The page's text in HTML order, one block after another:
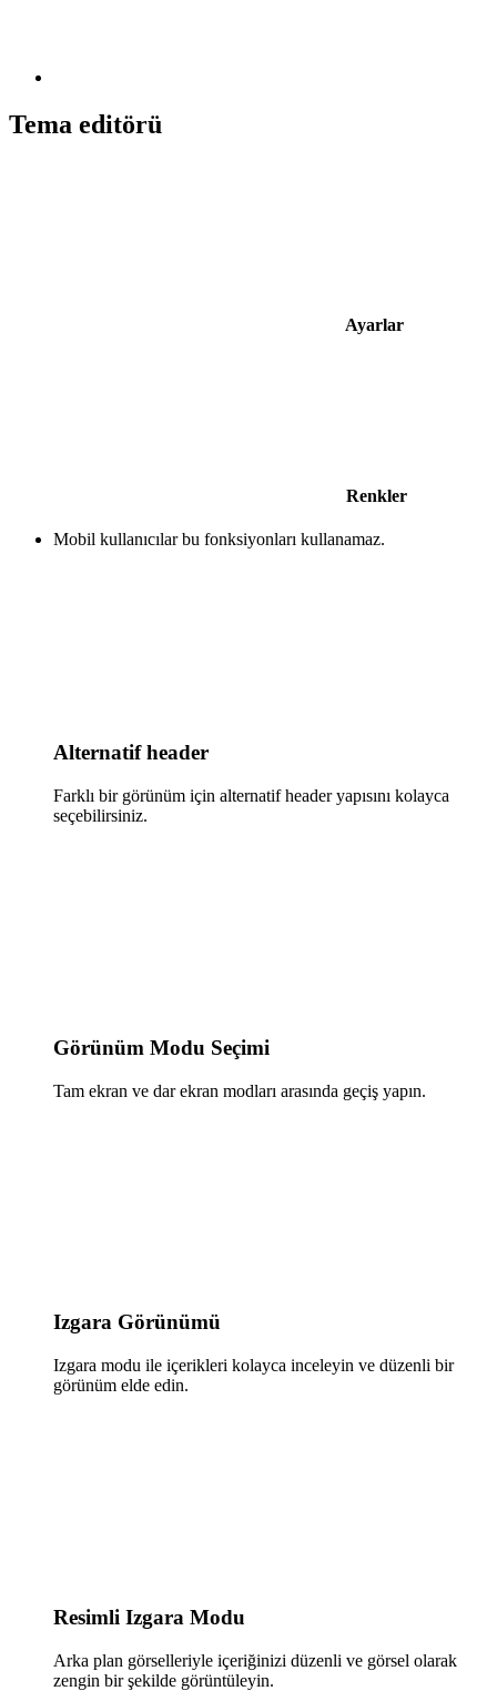
Tema editörü
Ayarlar
Renkler
Mobil kullanıcılar bu fonksiyonları kullanamaz.
Alternatif header
Farklı bir görünüm için alternatif header yapısını kolayca
seçebilirsiniz.
Görünüm Modu Seçimi
Tam ekran ve dar ekran modları arasında geçiş yapın.
Izgara Görünümü
Izgara modu ile içerikleri kolayca inceleyin ve düzenli bir
görünüm elde edin.
Resimli Izgara Modu
Arka plan görselleriyle içeriğinizi düzenli ve görsel olarak
zengin bir şekilde görüntüleyin.